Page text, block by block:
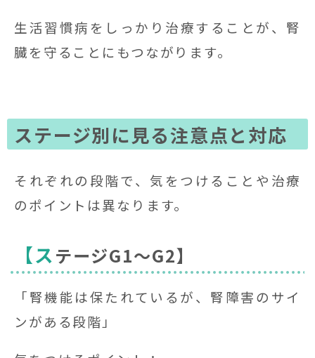
生活習慣病をしっかり治療することが、腎
臓を守ることにもつながります。
ステージ別に見る注意点と対応
それぞれの段階で、気をつけることや治療
のポイントは異なります。
【ステージG1〜G2】
「腎機能は保たれているが、腎障害のサイ
ンがある段階」